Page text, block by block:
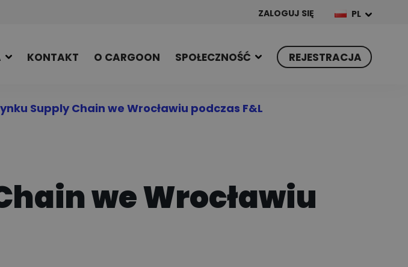
ZALOGUJ SIĘ PL
KONTAKT O CARGOON SPOŁECZNOŚĆ REJESTRACJA
Supply Chain we Wrocławiu podczas F&L
we Wrocławiu